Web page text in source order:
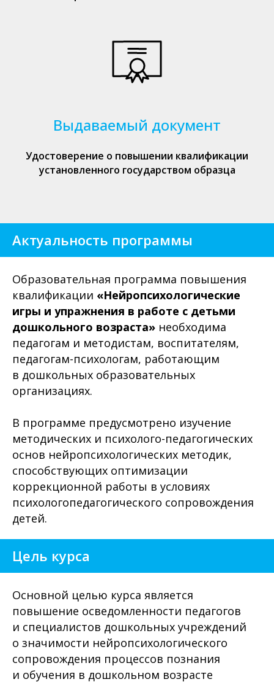
Выдаваемый документ
Удостоверение о повышении квалификации
установленного государством образца
Актуальность программы
Образовательная программа повышения
квалификации «Нейропсихологические
игры и упражнения в работе с детьми
дошкольного возраста» необходима
педагогам и методистам, воспитателям,
педагогам-психологам, работающим
в дошкольных образовательных
организациях.
В программе предусмотрено изучение
методических и психолого-педагогических
основ нейропсихологических методик,
способствующих оптимизации
коррекционной работы в условиях
психологопедагогического сопровождения
детей.
Цель курса
Основной целью курса является
повышение осведомленности педагогов
и специалистов дошкольных учреждений
о значимости нейропсихологического
сопровождения процессов познания
и обучения в дошкольном возрасте